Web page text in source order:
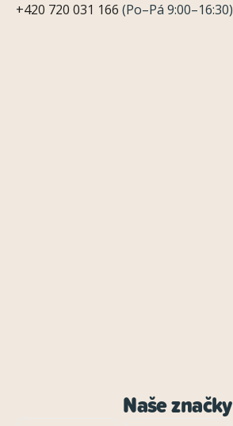
+420 720 031 166 (Po–Pá 9:00–16:30)
Naše značky